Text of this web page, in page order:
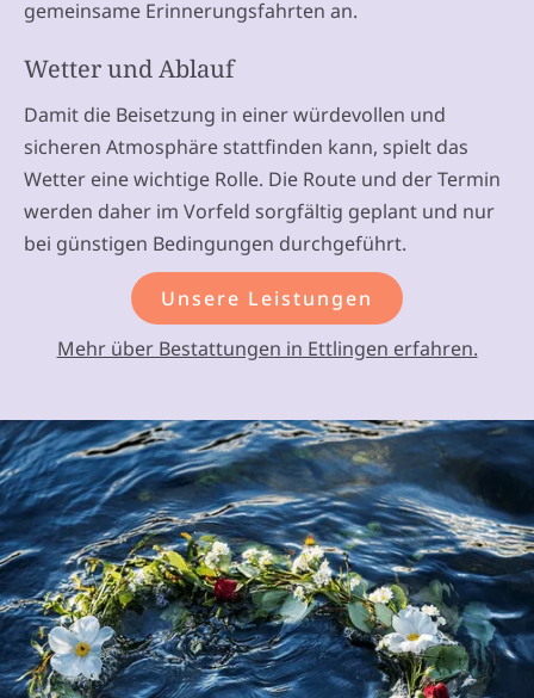
gemeinsame Erinnerungsfahrten an.
Wetter und Ablauf
Damit die Beisetzung in einer würdevollen und
sicheren Atmosphäre stattfinden kann, spielt das
Wetter eine wichtige Rolle. Die Route und der Termin
werden daher im Vorfeld sorgfältig geplant und nur
bei günstigen Bedingungen durchgeführt.
Unsere Leistungen
Mehr über Bestattungen in Ettlingen erfahren.